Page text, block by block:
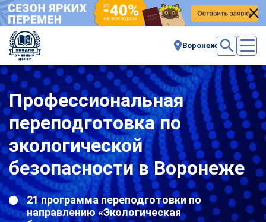
Воронеж
Профессиональная
переподготовка по
экологической
безопасности в Воронеже
21 программа переподготовки по
направлению «Экологическая